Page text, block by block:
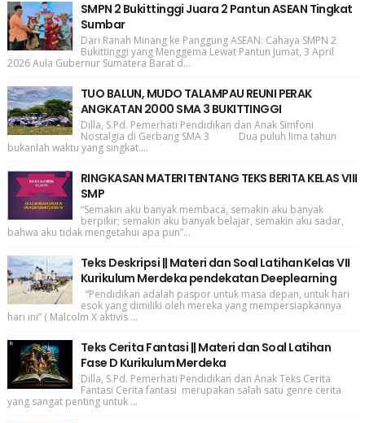
SMPN 2 Bukittinggi Juara 2 Pantun ASEAN Tingkat
Sumbar
Dari Ranah Minang ke Panggung ASEAN: Cahaya SMPN 2
Bukittinggi yang Menggema Lewat Pantun Jumat, 3 April
2026 Aula Gubernur Sumatera Barat d...
TUO BALUN, MUDO TALAMPAU REUNI PERAK
ANGKATAN 2000 SMA 3 BUKITTINGGI
Dilla, S.Pd. Pemerhati Pendidikan dan Anak Simfoni
Nostalgia di Gerbang SMA 3 Dua puluh lima tahun
bukanlah waktu yang singkat....
RINGKASAN MATERI TENTANG TEKS BERITA KELAS VIII
SMP
“Semakin aku banyak membaca, semakin aku banyak
berpikir; semakin aku banyak belajar, semakin aku sadar,
bahwa aku tidak mengetahui apa pun”...
Teks Deskripsi || Materi dan Soal Latihan Kelas VII
Kurikulum Merdeka pendekatan Deeplearning
“Pendidikan adalah paspor untuk masa depan, untuk hari
esok yang dimiliki oleh mereka yang mempersiapkannya
hari ini” ( Malcolm X aktivis ...
Teks Cerita Fantasi || Materi dan Soal Latihan
Fase D Kurikulum Merdeka
Dilla, S.Pd. Pemerhati Pendidikan dan Anak Teks Cerita
Fantasi Cerita fantasi merupakan salah satu genre cerita
yang sangat penting untuk ...